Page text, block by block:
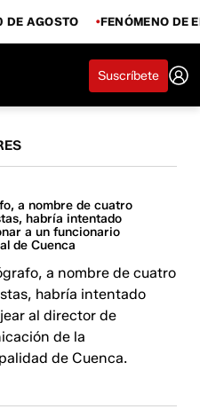
DE AGOSTO FENÓMENO DE
Suscríbete
a nombre de cuatro
habría intentado
a un funcionario
de Cuenca
a nombre de cuatro
habría intentado
al director de
de la
de Cuenca.